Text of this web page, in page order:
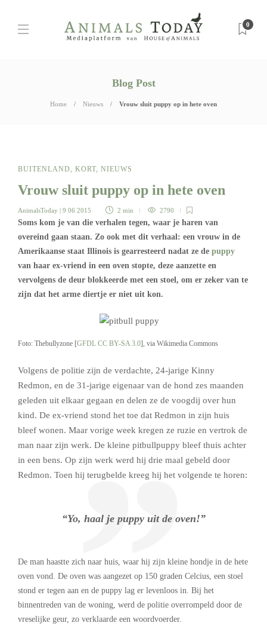
0
Blog Post
Home Nieuws Vrouw sluit puppy op in hete oven
BUITENLAND, KORT, NIEUWS
Vrouw sluit puppy op in hete oven
AnimalsToday | 9 06 2015 2 min 2790
Soms kom je van die verhalen tegen, waar je haren van
overeind gaan staan. Zo ook met dit verhaal: een vrouw in de
Amerikaanse staat Illinois is gearresteerd nadat ze de puppy
van haar ex-vriend in een oven stopte, deze aanzette en
vervolgens de deur blokkeerde met een stoel, om er zeker van te
zijn dat het arme diertje er niet uit kon.
Foto: Thebullyzone [GFDL CC BY-SA 3.0], via Wikimedia Commons
Volgens de politie zijn de verdachte, 24-jarige Kinny
Redmon, en de 31-jarige eigenaar van de hond zes maanden
geleden uit elkaar gegaan en delen ze de voogdij over hun
kind. De ex-vriend stond het toe dat Redmon in zijn huis
bleef wonen. Maar vorige week kregen ze ruzie en vertrok de
man naar zijn werk. De kleine pitbullpuppy bleef thuis achter
in een bens. Op zijn werk werd hij drie maal gebeld door
Redmon. Toen hij terugbelde kreeg hij het volgende te horen:
“Yo, haal je puppy uit de oven!”
De man haastte zich naar huis, waar hij zijn kleine hondje in de hete
oven vond. De oven was aangezet op 150 graden Celcius, een stoel
stond er tegen aan en de puppy lag er levenloos in. Bij het
binnentreden van de woning, werd de politie overrompeld door de
vreselijke geur, zo verklaarde een woordvoerder.